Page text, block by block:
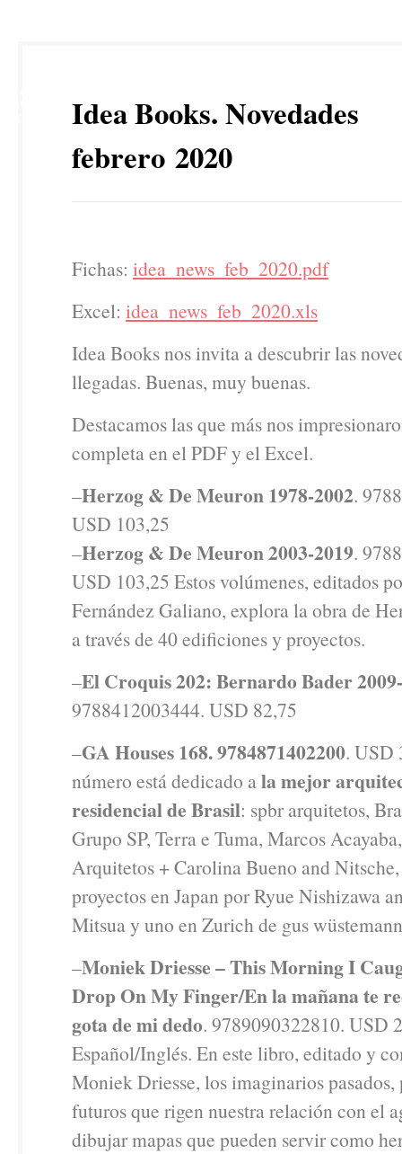
Idea Books. Novedades
febrero 2020
Fichas: idea_news_feb_2020.pdf
Excel: idea_news_feb_2020.xls
Idea Books nos invita a descubrir las
llegadas. Buenas, muy buenas.
Destacamos las que más nos
completa en el PDF y el Excel.
–Herzog & De Meuron 1978-2002.
USD 103,25
–Herzog & De Meuron 2003-2019.
USD 103,25 Estos volúmenes, editados
Fernández Galiano, explora la obra de
a través de 40 edificiones y proyectos.
–El Croquis 202: Bernardo Bader
9788412003444. USD 82,75
–GA Houses 168. 9784871402200. USD
número está dedicado ala mejor
residencial de Brasil: spbr arquitetos,
Grupo SP, Terra e Tuma, Marcos
Arquitetos + Carolina Bueno and
proyectos en Japan por Ryue Nishizawa
Mitsua y uno en Zurich de gus
–Moniek Driesse – This Morning I
Drop On My Finger/En la mañana te
gota de mi dedo. 9789090322810. USD
Español/Inglés. En este libro, editado y
Moniek Driesse, los imaginarios pasados,
futuros que rigen nuestra relación con el
dibujar mapas que pueden servir como